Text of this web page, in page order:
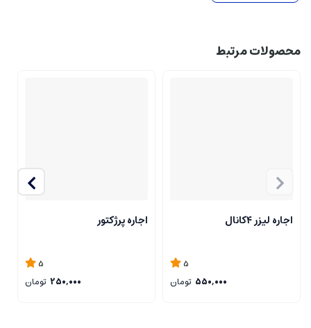
محصولات مرتبط
اجاره لیزر ۴کانال
5
550,000 تومان
اجاره پرژکتور
5
250,000 تومان